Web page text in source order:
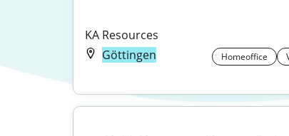
KA Resources
Göttingen
Homeoffice